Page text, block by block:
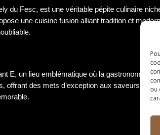
ou
du Fesc, est une véritable pépite culinaire
une cuisine fusion alliant tradition et
E, un lieu emblématique où la gastronomie
des mets d’exception aux saveurs